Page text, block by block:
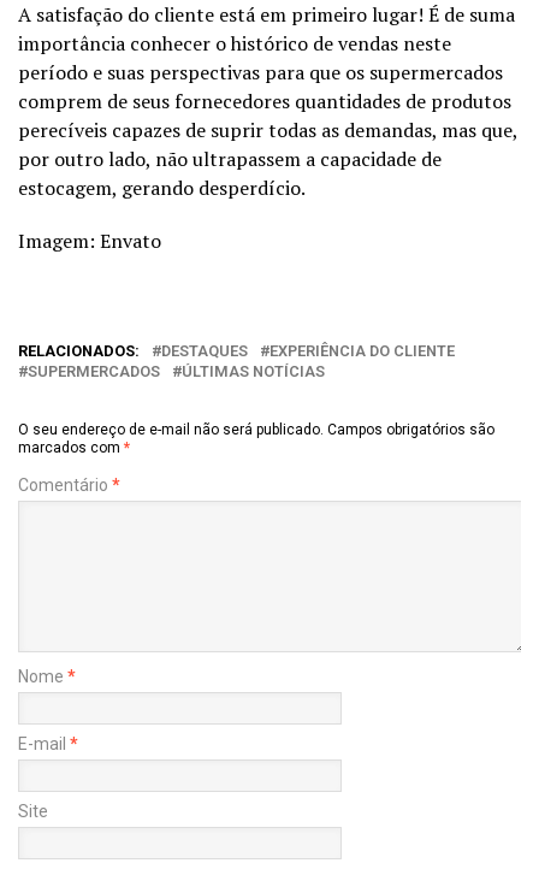
A satisfação do cliente está em primeiro lugar! É de suma
importância conhecer o histórico de vendas neste
período e suas perspectivas para que os supermercados
comprem de seus fornecedores quantidades de produtos
perecíveis capazes de suprir todas as demandas, mas que,
por outro lado, não ultrapassem a capacidade de
estocagem, gerando desperdício.
Imagem: Envato
RELACIONADOS: DESTAQUES
EXPERIÊNCIA DO CLIENTE
SUPERMERCADOS
ÚLTIMAS NOTÍCIAS
O seu endereço de e-mail não será publicado. Campos obrigatórios são
marcados com *
Comentário *
Nome *
E-mail *
Site